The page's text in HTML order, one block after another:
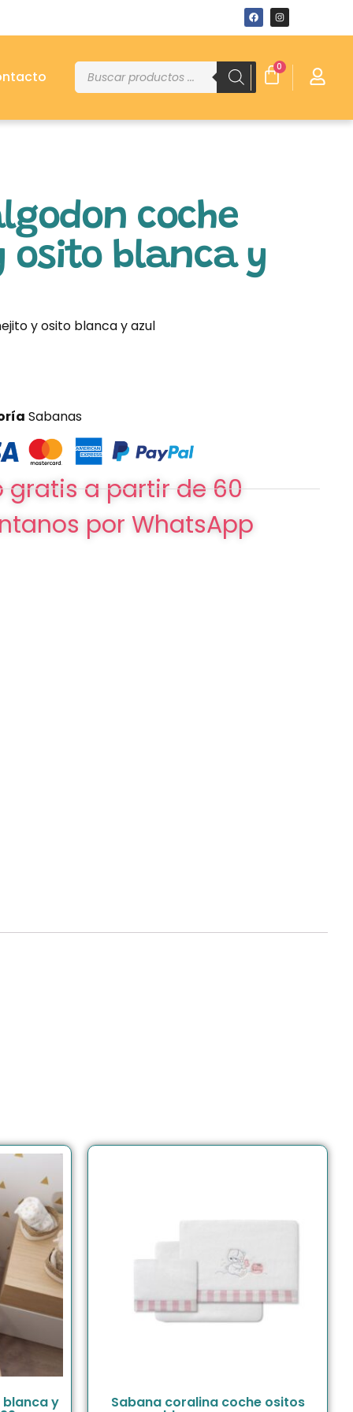
0
coche
osito blanca y
y osito blanca y azul
Sabanas
gratis a partir de 60
por WhatsApp
blanca y Sabana coralina coche ositos